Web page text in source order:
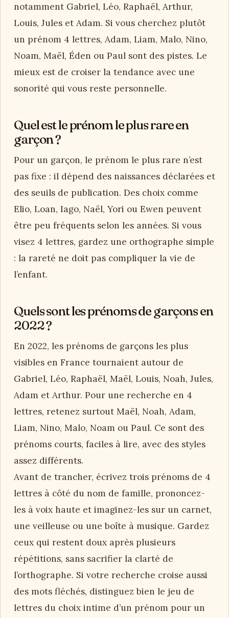
notamment Gabriel, Léo, Raphaël, Arthur,
Louis, Jules et Adam. Si vous cherchez plutôt
un prénom 4 lettres, Adam, Liam, Malo, Nino,
Noam, Maël, Éden ou Paul sont des pistes. Le
mieux est de croiser la tendance avec une
sonorité qui vous reste personnelle.
Quel est le prénom le plus rare en
garçon ?
Pour un garçon, le prénom le plus rare n’est
pas fixe : il dépend des naissances déclarées et
des seuils de publication. Des choix comme
Elio, Loan, Iago, Naël, Yori ou Ewen peuvent
être peu fréquents selon les années. Si vous
visez 4 lettres, gardez une orthographe simple
: la rareté ne doit pas compliquer la vie de
l’enfant.
Quels sont les prénoms de garçons en
2022 ?
En 2022, les prénoms de garçons les plus
visibles en France tournaient autour de
Gabriel, Léo, Raphaël, Maël, Louis, Noah, Jules,
Adam et Arthur. Pour une recherche en 4
lettres, retenez surtout Maël, Noah, Adam,
Liam, Nino, Malo, Noam ou Paul. Ce sont des
prénoms courts, faciles à lire, avec des styles
assez différents.
Avant de trancher, écrivez trois prénoms de 4
lettres à côté du nom de famille, prononcez-
les à voix haute et imaginez-les sur un carnet,
une veilleuse ou une boîte à musique. Gardez
ceux qui restent doux après plusieurs
répétitions, sans sacrifier la clarté de
l’orthographe. Si votre recherche croise aussi
des mots fléchés, distinguez bien le jeu de
lettres du choix intime d’un prénom pour un